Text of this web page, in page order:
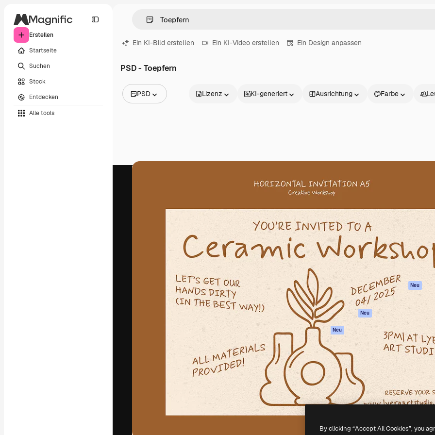
Erstellen
Startseite
Suchen
Stock
Entdecken
Alle tools
Ein KI-Bild erstellen Ein KI-Video erstellen Ein Design anpassen
PSD - Toepfern
PSD
Videos
Lizenz KI-generiert Ausrichtung Farbe
Die kreative Plattform, um deine beste
Arbeit zu verwirklichen. Mehr als 1 Million
Abonnenten unter Kreativen, Unternehmen,
Agenturen und Studios.
Produkte
Spaces
KI-Assistent
KI-Bildgenerator
KI-Videogenerator
KI-
Stimmengenerator
Stock-Inhalte
MCP für
Claude/ChatGPT
Neu
Agenten Neu
API
Mobile App
Alle Magnific-Tools
Loslegen
Academy
Dokumentation
Support
AGB
Originale
Neu
Cookie-Richtlinie
Vertrauenszentrum
Partner
Unternehmen
Freepik Company S.L.U. Alle Rechte vorbehalten
By clicking “Accept All Cookies”, you